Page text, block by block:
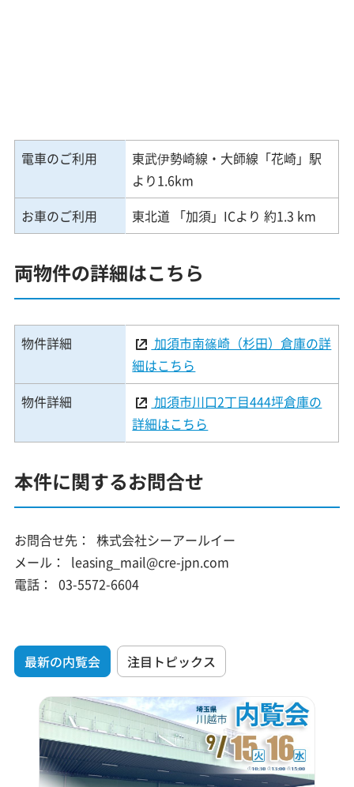
電車のご利用
東武伊勢崎線・大師線「花崎」駅
より1.6km
お車のご利用
東北道 「加須」ICより 約1.3 km
両物件の詳細はこちら
物件詳細
加須市南篠崎（杉田）倉庫の詳
細はこちら
物件詳細
加須市川口2丁目444坪倉庫の
詳細はこちら
本件に関するお問合せ
お問合せ先：
株式会社シーアールイー
メール：
leasing_mail@cre-jpn.com
電話：
03-5572-6604
最新の内覧会 注目トピックス